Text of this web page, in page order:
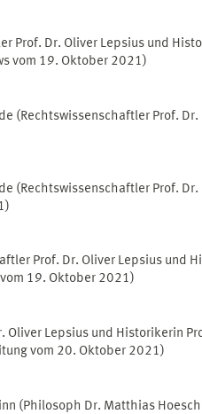
Prof. Dr. Oliver Lepsius und
vom 19. Oktober 2021)
(Rechtswissenschaftler Prof.
(Rechtswissenschaftler Prof.
Prof. Dr. Oliver Lepsius und
19. Oktober 2021)
Oliver Lepsius und Historikerin
vom 20. Oktober 2021)
(Philosoph Dr. Matthias